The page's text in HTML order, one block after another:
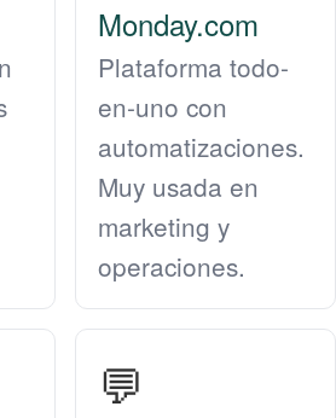
Monday.com
Plataforma todo-
en-uno con
automatizaciones.
Muy usada en
marketing y
operaciones.
💬